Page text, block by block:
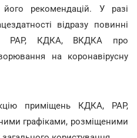
рекомендацій. У разі
відразу повинні
РАР, КДКА, ВКДКА про
на коронавірусну
приміщень КДКА, РАР,
графіками, розміщеними